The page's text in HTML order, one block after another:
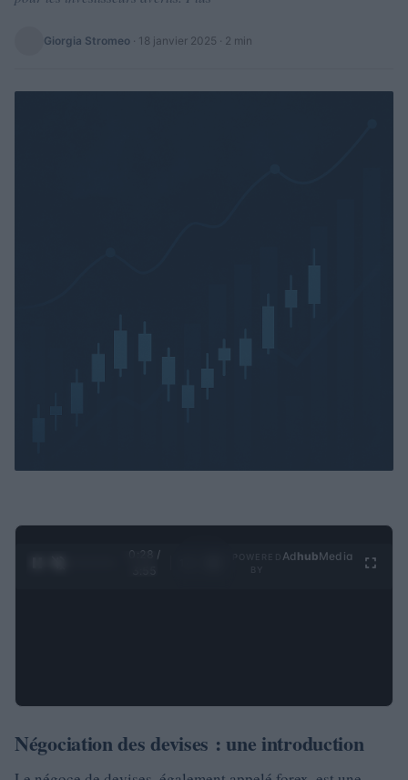
Giorgia Stromeo · 18 janvier 2025 · 2 min
0:28 /
Ad hubMedia
Négociation des devises : une introduction